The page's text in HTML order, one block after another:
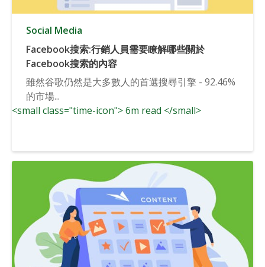
Social Media
Facebook搜索:行銷人員需要瞭解哪些關於
Facebook搜索的內容
雖然谷歌仍然是大多數人的首選搜尋引擎 - 92.46%
的市場...
<small class="time-icon"> 6m read </small>